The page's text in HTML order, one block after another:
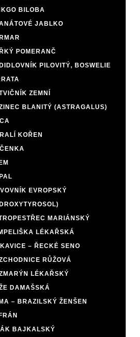
BILOBA
JABLKO
POMERANČ
PILOVITÝ, BOSWELIE
ZEMNÍ
BLANITÝ (ASTRAGALUS)
KOŘEN
EVROPSKÝ
MARIÁNSKÝ
LÉKAŘSKÁ
– ŘECKÉ SENO
RŮŽOVÁ
LÉKAŘSKÝ
DAMAŠSKÁ
– BRAZILSKÝ ŽENŠEN
BAJKALSKÝ